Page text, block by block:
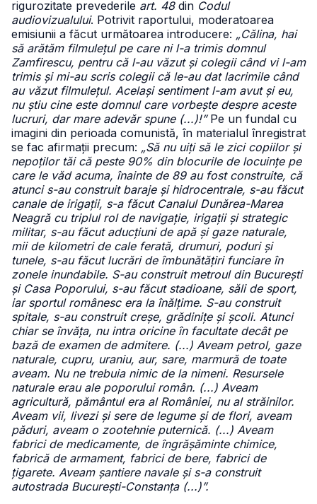
rigurozitate prevederile art. 48din Codul
audiovizualului. Potrivit raportului, moderatoarea
emisiunii a făcut următoarea introducere: „Călina, hai
să arătăm filmulețul pe care ni l-a trimis domnul
Zamfirescu, pentru că l-au văzut și colegii când vi l-am
trimis și mi-au scris colegii că le-au dat lacrimile când
au văzut filmulețul. Același sentiment l-am avut și eu,
nu știu cine este domnul care vorbește despre aceste
lucruri, dar mare adevăr spune (...)!”Pe un fundal cu
imagini din perioada comunistă, în materialul înregistrat
se fac afirmații precum: „Să nu uiți să le zici copiilor și
nepoților tăi că peste 90% din blocurile de locuințe pe
care le văd acuma, înainte de 89 au fost construite, că
atunci s-au construit baraje și hidrocentrale, s-au făcut
canale de irigații, s-a făcut Canalul Dunărea-Marea
Neagră cu triplul rol de navigație, irigații și strategic
militar, s-au făcut aducțiuni de apă și gaze naturale,
mii de kilometri de cale ferată, drumuri, poduri și
tunele, s-au făcut lucrări de îmbunătățiri funciare în
zonele inundabile. S-au construit metroul din București
și Casa Poporului, s-au făcut stadioane, săli de sport,
iar sportul românesc era la înălțime. S-au construit
spitale, s-au construit creșe, grădinițe și școli. Atunci
chiar se învăța, nu intra oricine în facultate decât pe
bază de examen de admitere. (...) Aveam petrol, gaze
naturale, cupru, uraniu, aur, sare, marmură de toate
aveam. Nu ne trebuia nimic de la nimeni. Resursele
naturale erau ale poporului român. (...) Aveam
agricultură, pământul era al României, nu al străinilor.
Aveam vii, livezi și sere de legume și de flori, aveam
păduri, aveam o zootehnie puternică. (...) Aveam
fabrici de medicamente, de îngrășăminte chimice,
fabrică de armament, fabrici de bere, fabrici de
țigarete. Aveam șantiere navale și s-a construit
autostrada București-Constanța (...)”.